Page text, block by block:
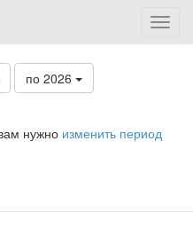
по 2026
нужно изменить период